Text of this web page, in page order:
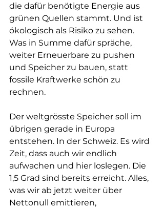
die dafür benötigte Energie aus
grünen Quellen stammt. Und ist
ökologisch als Risiko zu sehen.
Was in Summe dafür spräche,
weiter Erneuerbare zu pushen
und Speicher zu bauen, statt
fossile Kraftwerke schön zu
rechnen.
Der weltgrösste Speicher soll im
übrigen gerade in Europa
entstehen. In der Schweiz. Es wird
Zeit, dass auch wir endlich
aufwachen und hier loslegen. Die
1,5 Grad sind bereits erreicht. Alles,
was wir ab jetzt weiter über
Nettonull emittieren,